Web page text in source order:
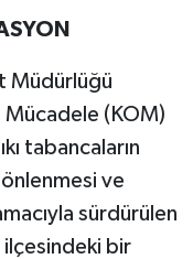
Müdürlüğü
Mücadele (KOM)
tabancaların
ve
sürdürülen
ilçesindeki bir